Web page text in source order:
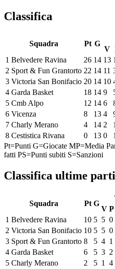
Classifica
Squadra Pt G
V
1 Belvedere Ravina 26 14 13
2 Sport & Fun Grantorto 22 14 11
3 Victoria San Bonifacio 20 14 10
4 Garda Basket 18 14 9
5 Cmb Alpo 12 14 6
6 Vicenza 8 13 4
7 Charly Merano 4 14 2
8 Cestistica Rivana 0 13 0
Pt=Punti G=Giocate MP=Media
fatti PS=Punti subiti S=Sanzioni
Classifica ultime
Squadra Pt G
V P
1 Belvedere Ravina 10 5 5 0
2 Victoria San Bonifacio 10 5 5 0
3 Sport & Fun Grantorto 8 5 4 1
4 Garda Basket 6 5 3 2
5 Charly Merano 2 5 1 4